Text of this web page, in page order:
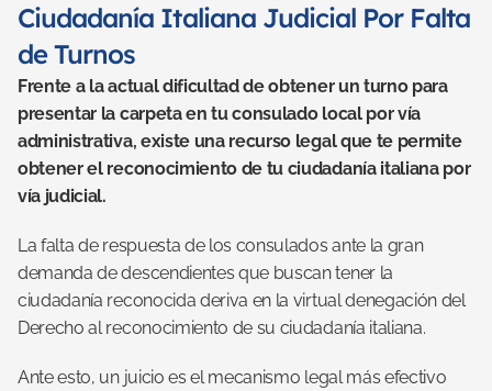
Ciudadanía Italiana Judicial Por Falta
de Turnos
Frente a la actual dificultad de obtener un turno para
presentar la carpeta en tu consulado local por vía
administrativa, existe una recurso legal que te permite
obtener el reconocimiento de tu ciudadanía italiana por
vía judicial.
La falta de respuesta de los consulados ante la gran
demanda de descendientes que buscan tener la
ciudadanía reconocida deriva en la virtual denegación del
Derecho al reconocimiento de su ciudadanía italiana.
Ante esto, un juicio es el mecanismo legal más efectivo